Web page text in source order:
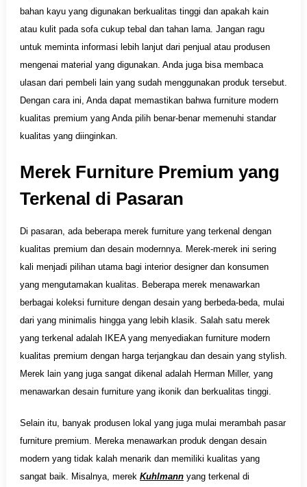
bahan kayu yang digunakan berkualitas tinggi dan apakah kain
atau kulit pada sofa cukup tebal dan tahan lama. Jangan ragu
untuk meminta informasi lebih lanjut dari penjual atau produsen
mengenai material yang digunakan. Anda juga bisa membaca
ulasan dari pembeli lain yang sudah menggunakan produk tersebut.
Dengan cara ini, Anda dapat memastikan bahwa furniture modern
kualitas premium yang Anda pilih benar-benar memenuhi standar
kualitas yang diinginkan.
Merek Furniture Premium yang
Terkenal di Pasaran
Di pasaran, ada beberapa merek furniture yang terkenal dengan
kualitas premium dan desain modernnya. Merek-merek ini sering
kali menjadi pilihan utama bagi interior designer dan konsumen
yang mengutamakan kualitas. Beberapa merek menawarkan
berbagai koleksi furniture dengan desain yang berbeda-beda, mulai
dari yang minimalis hingga yang lebih klasik. Salah satu merek
yang terkenal adalah IKEA yang menyediakan furniture modern
kualitas premium dengan harga terjangkau dan desain yang stylish.
Merek lain yang juga sangat dikenal adalah Herman Miller, yang
menawarkan desain furniture yang ikonik dan berkualitas tinggi.
Selain itu, banyak produsen lokal yang juga mulai merambah pasar
furniture premium. Mereka menawarkan produk dengan desain
modern yang tidak kalah menarik dan memiliki kualitas yang
sangat baik. Misalnya, merek Kuhlmannyang terkenal di